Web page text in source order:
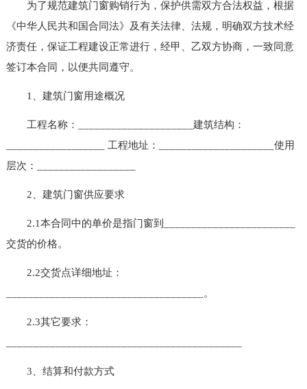
为了规范建筑门窗购销行为，保护供需双方合法权益，根据
《中华人民共和国合同法》及有关法律、法规，明确双方技术经
济责任，保证工程建设正常进行，经甲、乙双方协商，一致同意
签订本合同，以便共同遵守。
1、建筑门窗用途概况
工程名称：_____________________建筑结构：
__________________ 工程地址：_____________________使用
层次：__________________
2、建筑门窗供应要求
2.1本合同中的单价是指门窗到________________________
交货的价格。
2.2交货点详细地址：
____________________________________。
2.3其它要求：
3、结算和付款方式